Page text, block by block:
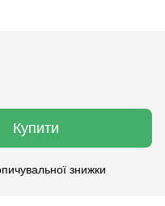
Купити
знижки